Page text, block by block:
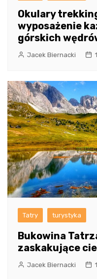
Okulary
wyposażenie
górskich
Jacek Biernacki
Tatry turystyka
Bukowina
zaskakujące
Jacek Biernacki